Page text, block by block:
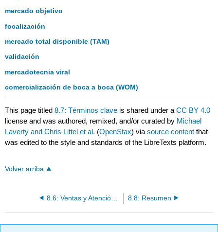
mercado objetivo
focalización
mercado total disponible (TAM)
validación
mercadotecnia viral
comercialización de boca a boca (WOM)
This page titled8.7: Términos clave is shared under aCC BY 4.0
license and was authored, remixed, and/or curated by Michael
Laverty and Chris Littel et al. (OpenStax) viasource content that
was edited to the style and standards of the LibreTexts platform.
Volver arriba
8.6: Ventas y Atención al Cliente 8.8: Resumen